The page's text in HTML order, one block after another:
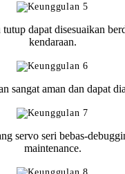
dapat disesuaikan
kendaraan.
sangat aman dan dapat
servo seri bebas-
maintenance.